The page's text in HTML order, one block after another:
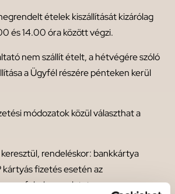
ételek kiszállítását kizárólag
és 14.00 óra között végzi.
nem szállít ételt, a hétvégére szóló
a Ügyfél részére pénteken kerül
módozatok közül választhat a
rendeléskor: bankkártya
kártyás fizetés esetén az
fel a kapcsolatot.